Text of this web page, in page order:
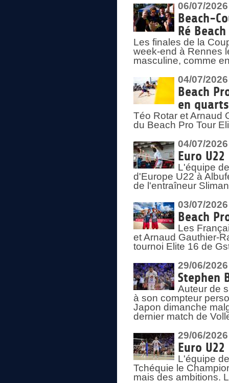
06/07/2026
Beach-
Ré
Les finales de la
week-end à Rennes
masculine, comme
04/07/2026
Beach
en quarts
Téo Rotar et Arnaud
du Beach Pro Tour
04/07/2026
Euro
L'équipe
d'Europe U22 à
de l'entraîneur
03/07/2026
Beach
Les
et Arnaud Gauthier-
tournoi Elite 16 de
29/06/2026
Stephen
Auteur de
à son compteur
Japon dimanche
dernier match de
29/06/2026
Euro
L'équipe
Tchéquie le
mais des ambitions.